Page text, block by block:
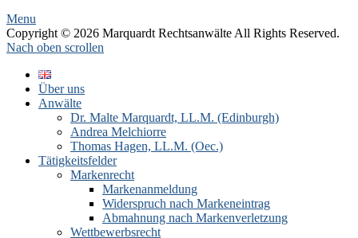
Menu
Copyright © 2026 Marquardt Rechtsanwälte All Rights Reserved.
Nach oben scrollen
Über uns
Anwälte
Dr. Malte Marquardt, LL.M. (Edinburgh)
Andrea Melchiorre
Thomas Hagen, LL.M. (Oec.)
Tätigkeitsfelder
Markenrecht
Markenanmeldung
Widerspruch nach Markeneintrag
Abmahnung nach Markenverletzung
Wettbewerbsrecht